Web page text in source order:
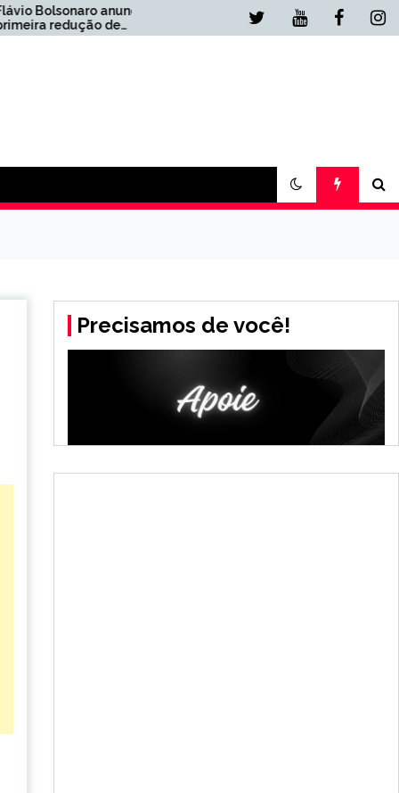
‘Desenrola 2’, de Lula,
atinge 10%
Precisamos de você!